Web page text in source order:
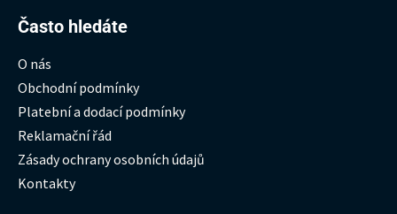
Často hledáte
O nás
Obchodní podmínky
Platební a dodací podmínky
Reklamační řád
Zásady ochrany osobních údajů
Kontakty
Hledat: